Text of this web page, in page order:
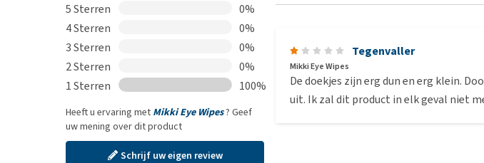
5 Sterren
0%
4 Sterren
0%
3 Sterren
0%
2 Sterren
0%
1 Sterren
100%
Heeft u ervaring met Mikki Eye Wipes? Geef
uw mening over dit product
Schrijf uw eigen review
Tegenvaller
Mikki Eye Wipes
De doekjes zijn erg dun en erg klein.
uit. Ik zal dit product in elk geval niet